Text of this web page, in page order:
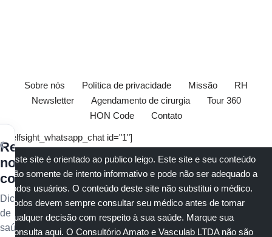
Sobre nós Política de privacidade Missão
RH
Newsletter
Agendamento de cirurgia
Tour 360
HON Code
Contato
[elfsight_whatsapp_chat id="1"]
Este site é orientado ao publico leigo. Este site e seu conteúdo
são somente de intento informativo e pode não ser adequado a
todos usuários. O conteúdo deste site não substitui o médico.
Todos devem sempre consultar seu médico antes de tomar
qualquer decisão com respeito à sua saúde. Marque sua
consulta aqui. O Consultório Amato e Vasculab LTDA não são
Receba
nossos
conteúdos
Dicas
de
saúde